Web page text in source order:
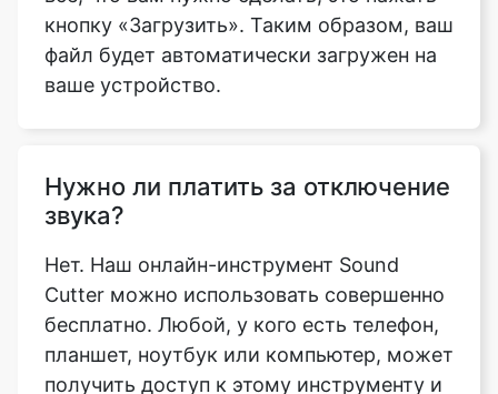
Нужно ли платить за отключение
Cutter можно использовать совершенно
бесплатно. Любой, у кого есть телефон,
планшет, ноутбук или компьютер, может
получить доступ к этому инструменту и
использовать его бесплатно. Мы не
взимаем плату за использование этой